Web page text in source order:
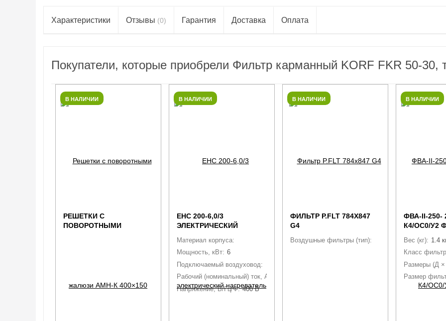
Характеристики Отзывы (0) Гарантия Доставка Оплата
Покупатели, которые приобрели Фильтр карманный KORF FKR 50-30,
В НАЛИЧИИ
РЕШЕТКИ С
ПОВОРОТНЫМИ
В НАЛИЧИИ
EHC 200-6,0/3
ЭЛЕКТРИЧЕСКИЙ
КРУГЛЫХ КАНАЛОВ
Материал корпуса:
Оцинкованная сталь
Мощность, кВт: 6
Подключаемый воздуховод:
Рабочий (номинальный) ток, А:
Напряжение, В/Гц/Ф: 400 В
В НАЛИЧИИ
ФИЛЬТР P.FLT 784X847
G4
Воздушные фильтры (тип): Воздушные фильтры
В НАЛИЧИИ
ФВА-II-250-
К4/ОС0/У2
НА ВХОДЕ)
Вес (кг): 1.4
Класс
Размеры (Д
Размер